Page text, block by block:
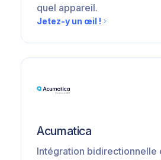
quel appareil.
Jetez-y un œil !
Acumatica
Intégration bidirectionnelle